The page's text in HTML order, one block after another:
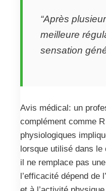
“Après
meilleure
sensation
Avis médical: un
complément comme
physiologiques
lorsque utilisé dans le
il ne remplace pas
l’efficacité dépend de